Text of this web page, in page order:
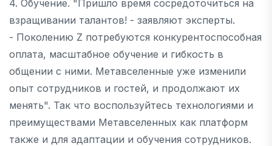
4. Обучение. "Пришло время сосредоточиться на
взращивании талантов! - заявляют эксперты.
- Поколению Z потребуются конкурентоспособная
оплата, масштабное обучение и гибкость в
общении с ними. Метавселенные уже изменили
опыт сотрудников и гостей, и продолжают их
менять". Так что воспользуйтесь технологиями и
преимуществами Метавселенных как платформ
также и для адаптации и обучения сотрудников.